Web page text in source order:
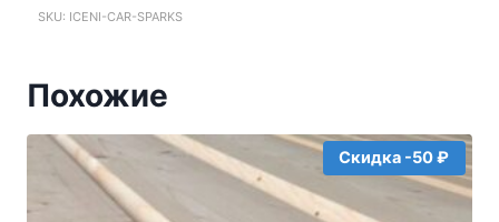
SKU: ICENI-CAR-SPARKS
Похожие
Скидка -50 ₽